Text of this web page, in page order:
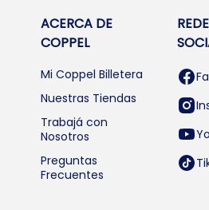
ACERCA DE
COPPEL
Mi Coppel Billetera
Nuestras Tiendas
Trabajá con
Nosotros
Preguntas
Frecuentes